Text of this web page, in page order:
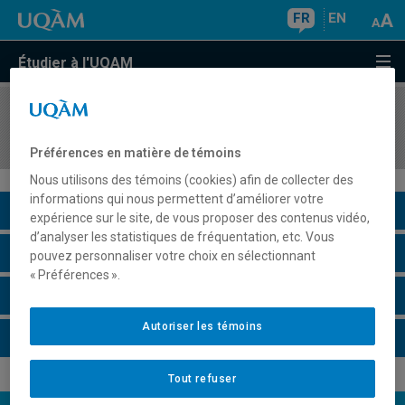
FR EN
Étudier à l'UQAM
COURS//
Description du cours
Horaire - Été 2026
Préférences en matière de témoins
Nous utilisons des témoins (cookies) afin de collecter des
informations qui nous permettent d’améliorer votre
expérience sur le site, de vous proposer des contenus vidéo,
d’analyser les statistiques de fréquentation, etc. Vous
pouvez personnaliser votre choix en sélectionnant
« Préférences ».
Tout refuser
Autoriser les témoins